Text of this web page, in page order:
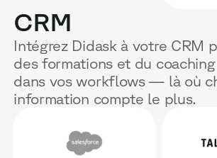
CRM
Intégrez Didask à votre CRM
des formations et du
dans vos workflows — là où
information compte le plus.